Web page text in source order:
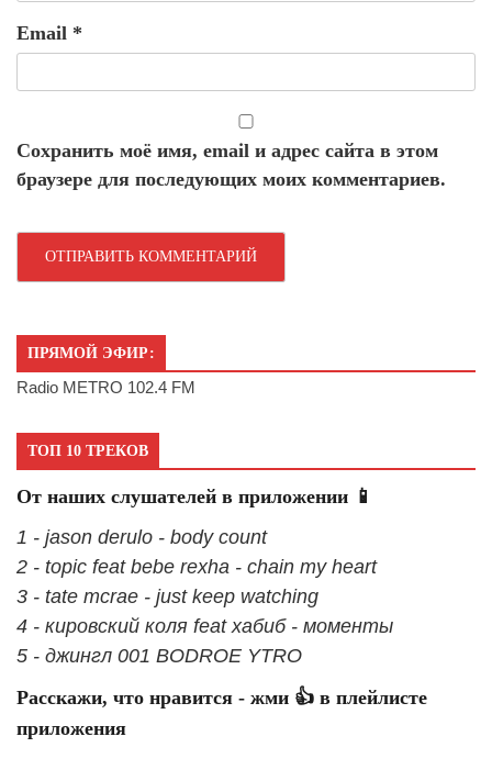
Email *
Сохранить моё имя, email и адрес сайта в этом
браузере для последующих моих комментариев.
ПРЯМОЙ ЭФИР:
Radio METRO 102.4 FM
ТОП 10 ТРЕКОВ
От наших слушателей в приложении 📱
1 - jason derulo - body count
2 - topic feat bebe rexha - chain my heart
3 - tate mcrae - just keep watching
4 - кировский коля feat хабиб - моменты
5 - джингл 001 BODROE YTRO
Расскажи, что нравится - жми 👍 в плейлисте
приложения